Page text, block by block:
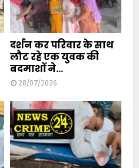
दर्शन कर परिवार के साथ
लौट रहे एक युवक की
बदमाशों ने...
28/07/2026